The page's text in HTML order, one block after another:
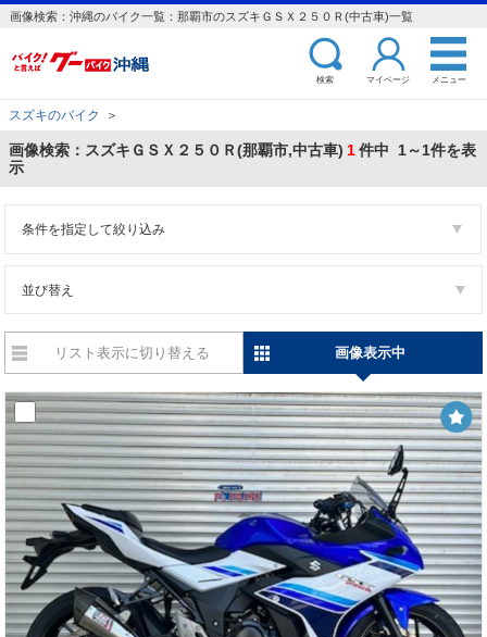
画像検索：沖縄のバイク一覧：那覇市のスズキＧＳＸ２５０Ｒ(中古車)一覧
検索 マイページ メニュー
スズキのバイク ＞
画像検索：スズキＧＳＸ２５０Ｒ(那覇市,中古車) 1件中 1～1件を表
示
条件を指定して絞り込み
並び替え
リスト表示に切り替える 画像表示中